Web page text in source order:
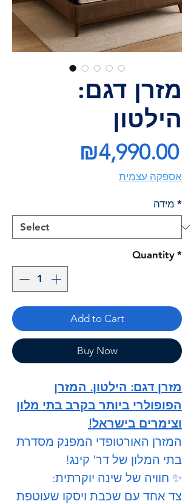
מזרן דגם:
הילטון
₪4,990.00
אספקה עצמית
מידה *
Quantity *
Add to Cart
Buy Now
מזרן דגם: הילטון. המזרן
הפופולרי ביותר בקרב בתי מלון
וצימרים בישראל!
המזרן האורטופדי המפנק מסדרת
בתי המלון של דר' קינג!
✨ חוויה של שינה יוקרתית:
צד אחד עם שכבת ויסקו שעוטפת